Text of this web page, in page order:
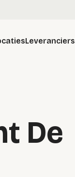
Leveranciers
De